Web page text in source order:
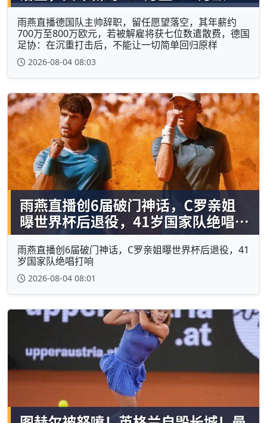
雨燕直播德国队主帅辞职，留任愿望落空，其年薪约
700万至800万欧元，若被解雇将获七位数遣散费，德国
足协：在沉重打击后，不能让一切简单回归原样
2026-08-04 08:03
雨燕直播创6届破门神话，C罗亲姐曝世界杯后退役，41
岁国家队绝唱打响
2026-08-04 08:01